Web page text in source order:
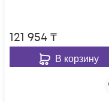
121 954₸
В корзину